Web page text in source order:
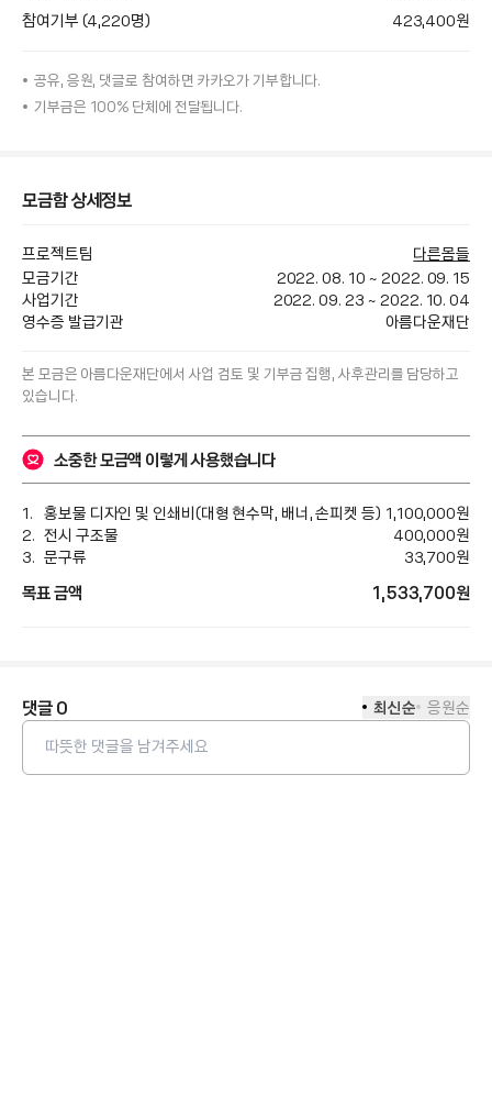
참여기부 (4,220명)
423,400원
공유, 응원, 댓글로 참여하면 카카오가기부합니다.
기부금은 100% 단체에 전달됩니다.
모금함 상세정보
프로젝트팀
다른몸들
모금기간
2022. 08. 10 ~ 2022. 09. 15
사업기간
2022. 09. 23 ~ 2022. 10. 04
영수증 발급기관
아름다운재단
본 모금은 아름다운재단에서 사업 검토 및 기부금 집행, 사후관리를 담당하고
있습니다.
소중한 모금액 이렇게 사용했습니다
홍보물 디자인 및 인쇄비(대형 현수막, 배너, 손피켓 등) 1,100,000원
전시 구조물
400,000원
문구류
33,700원
목표 금액 1,533,700원
댓글0 최신순 응원순